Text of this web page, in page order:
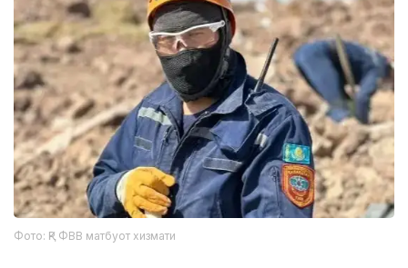
Фото: ҚР ФВВ матбуот хизмати